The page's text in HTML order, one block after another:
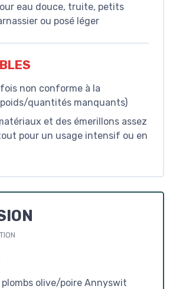
eau douce, truite, petits
ou posé léger
non conforme à la
quantités manquants)
et des émerillons assez
pour un usage intensif ou en
plombs olive/poire Annyswit